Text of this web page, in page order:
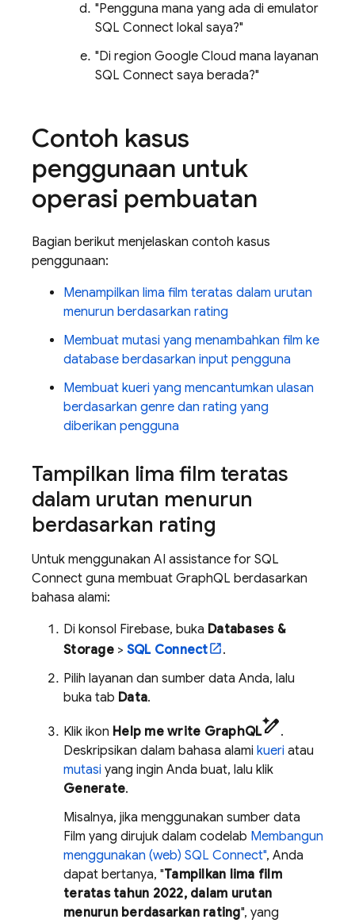
"Pengguna mana yang ada di emulator
SQL Connect lokal saya?"
"Di region Google Cloud mana layanan
SQL Connect saya berada?"
Contoh kasus
penggunaan untuk
operasi pembuatan
Bagian berikut menjelaskan contoh kasus
penggunaan:
Menampilkan lima film teratas dalam urutan
menurun berdasarkan rating
Membuat mutasi yang menambahkan film ke
database berdasarkan input pengguna
Membuat kueri yang mencantumkan ulasan
berdasarkan genre dan rating yang
diberikan pengguna
Tampilkan lima film teratas
dalam urutan menurun
berdasarkan rating
Untuk menggunakan AI assistance for SQL
Connect guna membuat GraphQL berdasarkan
bahasa alami:
Di konsol Firebase, buka Databases &
Storage> SQL Connect
.
Pilih layanan dan sumber data Anda, lalu
buka tab Data.
Klik ikon Help me write GraphQLpen_spark.
Deskripsikan dalam bahasa alami kueri atau
mutasi yang ingin Anda buat, lalu klik
Generate.
Misalnya, jika menggunakan sumber data
Film yang dirujuk dalam codelab Membangun
menggunakan (web) SQL Connect", Anda
dapat bertanya, "Tampilkan lima film
teratas tahun 2022, dalam urutan
menurun berdasarkan rating", yang